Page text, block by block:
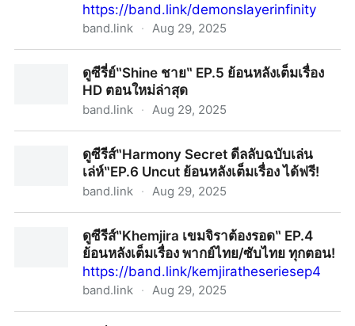
https://band.link/demonslayerinfinity
band.link · Aug 29, 2025
พากย์ไทยเต็มเรื่อง (UHD) หนังออนไลน์ฟรี
ดูซีรี่ย์‶Shine ชาย‶ EP.5 ย้อนหลังเต็มเรื่อง
HD ตอนใหม่ล่าสุด
band.link · Aug 29, 2025
ดูซีรีส์‶Harmony Secret ดีลลับฉบับเล่น
เล่ห์‶EP.6 Uncut ย้อนหลังเต็มเรื่อง ได้ฟรี!
band.link · Aug 29, 2025
ย้อนหลังเต็มเรื่อง ได้ฟรี!
ดูซีรีส์‶Khemjira เขมจิราต้องรอด‶ EP.4
ย้อนหลังเต็มเรื่อง พากย์ไทย/ซับไทย ทุกตอน!
https://band.link/kemjiratheseriesep4
band.link · Aug 29, 2025